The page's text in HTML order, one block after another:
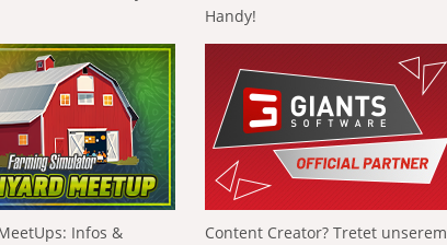
Handy!
Infos &
Content Creator? Tretet unserem